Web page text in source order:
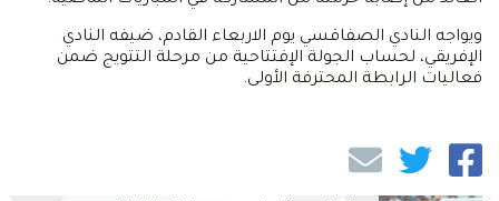
ويواجه النادي الصفاقسي يوم الاربعاء القادم، ضيفه النادي
الإفريقي، لحساب الجولة الإفتتاحية من مرحلة التتويج ضمن
فعاليات الرابطة المحترفة الأولى.